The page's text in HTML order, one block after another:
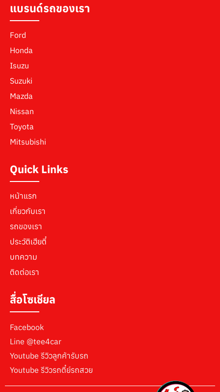
แบรนด์รถของเรา
Ford
Honda
Isuzu
Suzuki
Mazda
Nissan
Toyota
Mitsubishi
Quick Links
หน้าแรก
เกี่ยวกับเรา
รถของเรา
ประวัติเฮียตี๋
บทความ
ติดต่อเรา
สื่อโซเชียล
Facebook
Line @tee4car
Youtube รีวิวลูกค้ารับรถ
Youtube รีวิวรถตี๋ย์รถสวย